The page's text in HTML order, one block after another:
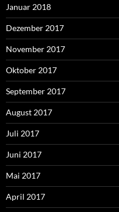
Januar 2018
Dezember 2017
November 2017
Oktober 2017
September 2017
August 2017
Juli 2017
Juni 2017
Mai 2017
April 2017